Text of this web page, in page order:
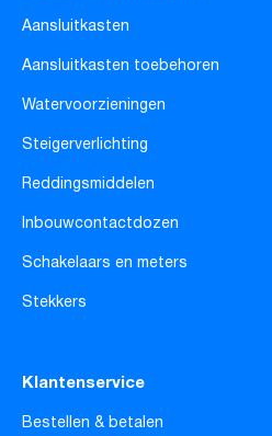
Aansluitkasten
Aansluitkasten toebehoren
Watervoorzieningen
Steigerverlichting
Reddingsmiddelen
Inbouwcontactdozen
Schakelaars en meters
Stekkers
Klantenservice
Bestellen & betalen